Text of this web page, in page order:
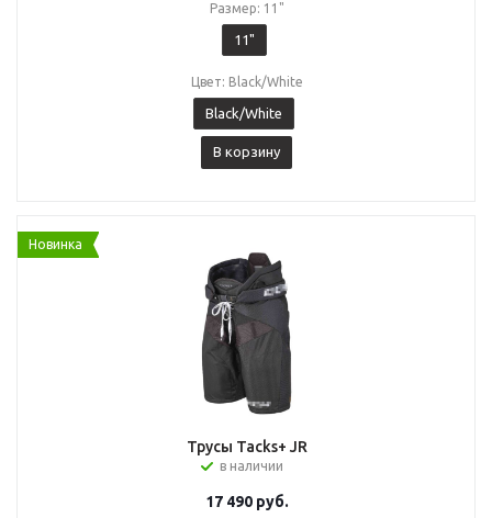
Размер: 11"
11"
Цвет: Black/White
Black/White
В корзину
Новинка
Трусы Tacks+ JR
в наличии
17 490руб.